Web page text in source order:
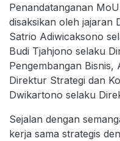
Penandatanganan
disaksikan oleh jajaran
Satrio Adiwicaksono
Budi Tjahjono selaku
Pengembangan Bisnis,
Direktur Strategi dan
Dwikartono selaku
Sejalan dengan
kerja sama strategis